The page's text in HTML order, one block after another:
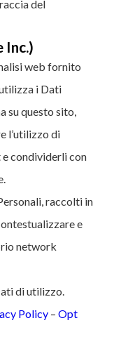
del
Inc.)
web fornito
i Dati
su questo sito,
l’utilizzo di
condividerli con
raccolti in
e
network
di utilizzo.
Policy – Opt